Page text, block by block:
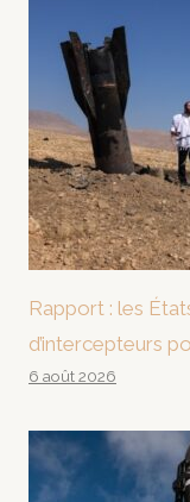
Rapport : les
d’intercepteurs
6 août 2026